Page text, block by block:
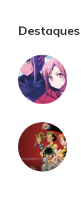
Destaques